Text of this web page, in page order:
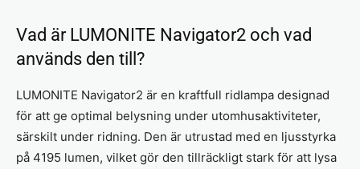
Vad är LUMONITE Navigator2 och vad
används den till?
LUMONITE Navigator2 är en kraftfull ridlampa designad
för att ge optimal belysning under utomhusaktiviteter,
särskilt under ridning. Den är utrustad med en ljusstyrka
på 4195 lumen, vilket gör den tillräckligt stark för att lysa